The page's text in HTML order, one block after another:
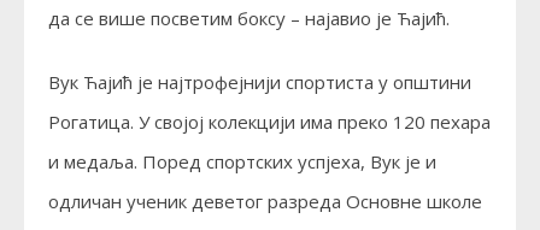
да се више посветим боксу – најавио је Ћајић.
Вук Ћајић је најтрофејнији спортиста у општини
Рогатица. У својој колекцији има преко 120 пехара
и медаља. Поред спортских успјеха, Вук је и
одличан ученик деветог разреда Основне школе